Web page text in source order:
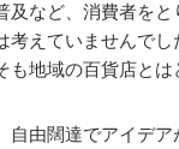
及など、消費者を
えていませんで
地域の百貨店とは
由闊達でアイデ